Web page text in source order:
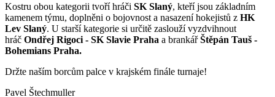
Kostru obou kategorii tvoří hráči SK Slaný, kteří jsou základním
kamenem týmu, doplněni o bojovnost a nasazení hokejistů z HK
Lev Slaný. U starší kategorie si určitě zaslouží vyzdvihnout
hráč Ondřej Rigoci - SK Slavie Praha a brankářŠtěpán Tauš -
Bohemians Praha.
Držte naším borcům palce v krajském finále turnaje!
Pavel Štechmuller